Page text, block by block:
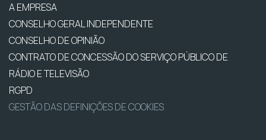
A EMPRESA
CONSELHO GERAL INDEPENDENTE
CONSELHO DE OPINIÃO
CONTRATO DE CONCESSÃO DO SERVIÇO PÚBLICO DE
RÁDIO E TELEVISÃO
RGPD
GESTÃO DAS DEFINIÇÕES DE COOKIES